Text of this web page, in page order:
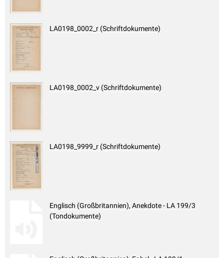
LA0198_0002_r (Schriftdokumente)
LA0198_0002_v (Schriftdokumente)
LA0198_9999_r (Schriftdokumente)
Englisch (Großbritannien), Anekdote - LA 199/3
(Tondokumente)